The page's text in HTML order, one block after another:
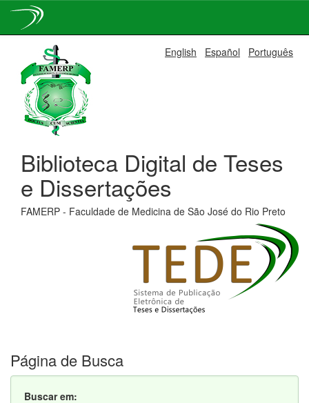
navigation
English Español Português
Biblioteca Digital de Teses
e Dissertações
FAMERP - Faculdade de Medicina de São José do Rio Preto
Página de Busca
Buscar em: